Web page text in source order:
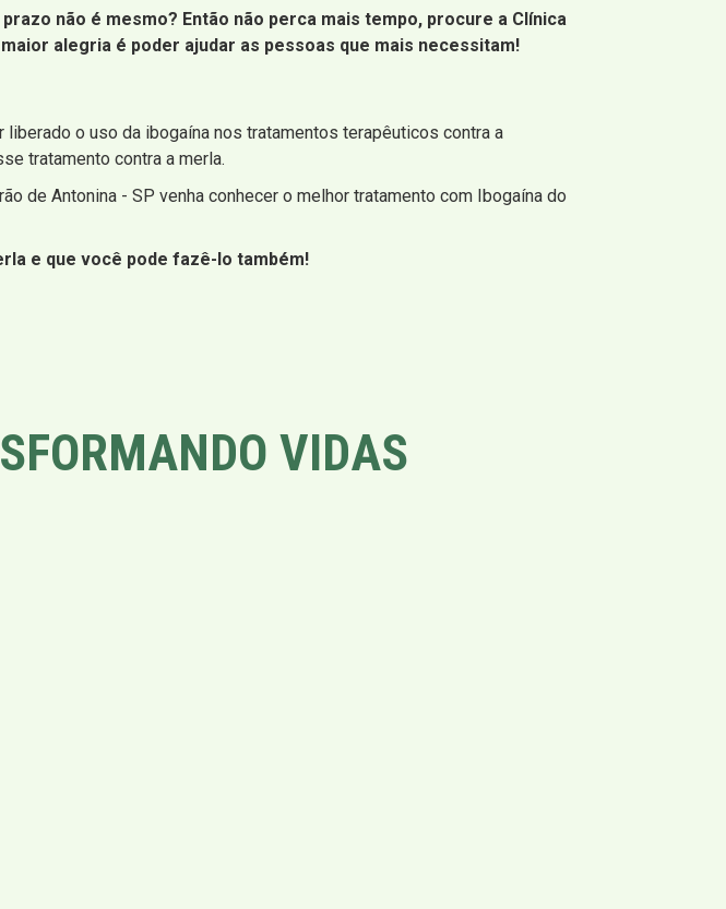
não é mesmo? Então não perca mais tempo, procure a Clínica
alegria é poder ajudar as pessoas que mais necessitam!
o uso da ibogaína nos tratamentos terapêuticos contra a
tratamento contra a merla.
de Antonina - SP venha conhecer o melhor tratamento com Ibogaína do
e que você pode fazê-lo também!
VIDAS